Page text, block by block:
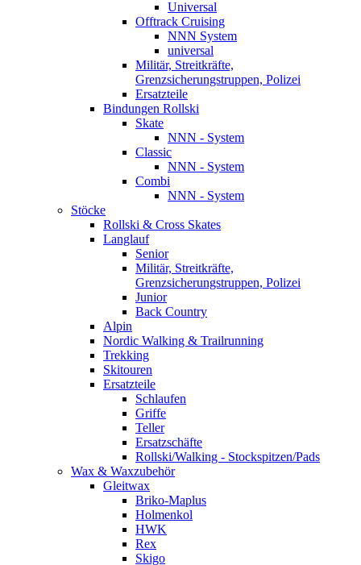
Universal
Offtrack Cruising
NNN System
universal
Militär, Streitkräfte,
Grenzsicherungstruppen, Polizei
Ersatzteile
Bindungen Rollski
Skate
NNN - System
Classic
NNN - System
Combi
NNN - System
Stöcke
Rollski & Cross Skates
Langlauf
Senior
Militär, Streitkräfte,
Grenzsicherungstruppen, Polizei
Junior
Back Country
Alpin
Nordic Walking & Trailrunning
Trekking
Skitouren
Ersatzteile
Schlaufen
Griffe
Teller
Ersatzschäfte
Rollski/Walking - Stockspitzen/Pads
Wax & Waxzubehör
Gleitwax
Briko-Maplus
Holmenkol
HWK
Rex
Skigo